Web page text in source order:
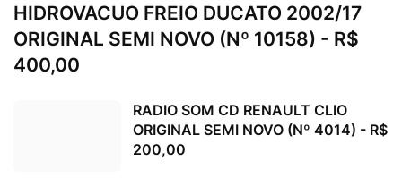
HIDROVACUO FREIO DUCATO 2002/17
ORIGINAL SEMI NOVO (Nº 10158) - R$
400,00
RADIO SOM CD RENAULT CLIO
ORIGINAL SEMI NOVO (Nº 4014) - R$
200,00